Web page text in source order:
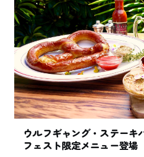
ウルフギャング・ステーキ
フェスト限定メニュー登場